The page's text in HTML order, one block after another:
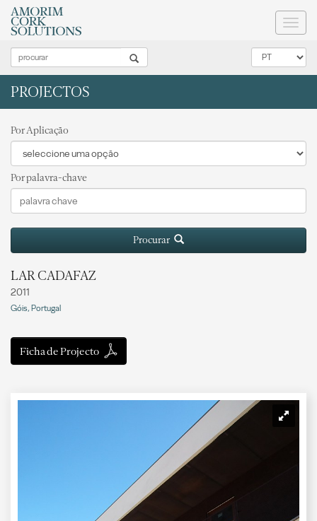
PROJECTOS
Por Aplicação
Por palavra-chave
Procurar
LAR CADAFAZ
2011
Góis, Portugal
Ficha de Projecto